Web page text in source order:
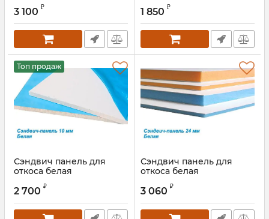
Артикул:
3 100 ₽ 1 850 ₽
Топ продаж
Сэндвич панель для
откоса белая
2 700 ₽
Сэндвич панель для
откоса белая
Артикул:
3 060 ₽